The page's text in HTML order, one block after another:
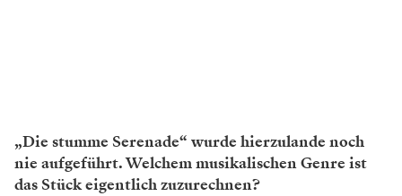
„Die stumme Serenade“ wurde hierzulande noch
nie aufgeführt. Welchem musikalischen Genre ist
das Stück eigentlich zuzurechnen?